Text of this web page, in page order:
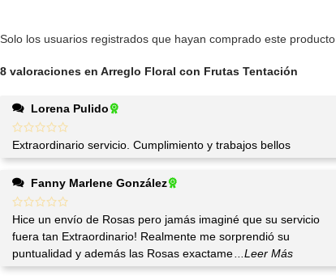
8 valoraciones en Arreglo Floral con Frutas Tentación
Lorena Pulido
Extraordinario servicio. Cumplimiento y trabajos bellos
Fanny Marlene González
Hice un envío de Rosas pero jamás imaginé que su servicio
fuera tan Extraordinario! Realmente me sorprendió su
puntualidad y además las Rosas exactame
...Leer Más
Solo los usuarios registrados que hayan comprado este